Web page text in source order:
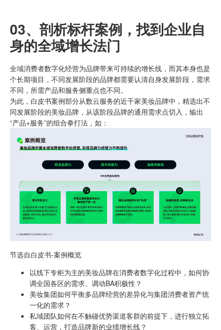
03、 剖析标杆案例，找到企业自
身的全域增长法门
全域消费者数字化经营为品牌带来可持续的增长线，而其本身也是
个长期项目，不同发展阶段的品牌都需要认清自身发展阶段，需求
不同，所需产品和服务侧重点也不同。
为此，白皮书案例部分从数云服务的近千家美妆品牌中，精选出不
同发展阶段的美妆品牌，从该阶段品牌的通用需求点切入，输出
“产品+服务”的组合拳打法，如：
节选自白皮书-案例概览
以线下专柜为主的美妆品牌在消费者数字化过程中，如何协
调全国各区的需求、调动BA积极性？
美妆集团如何平衡多品牌经营的差异化与集团消费者资产统
一化的需求？
私域团队如何在不触碰优势渠道客群的前提下，进行独立拓
客、运营，打造品牌新的业绩增长线？